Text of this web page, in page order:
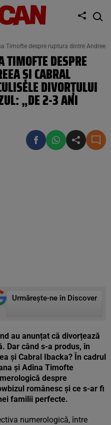
Timofte despre ruptura dintre
TIMOFTE DESPRE
ȘI CABRAL
DIVORȚULUI
„DE 2-3 ANI
Urmărește-ne în Discover
au anunțat că divorțează
Dar când s-a produs, în
și Cabral Ibacka? În cadrul
și Adina Timofte
despre
românesc și ce s-ar fi
familii perfecte.
numerologică, între